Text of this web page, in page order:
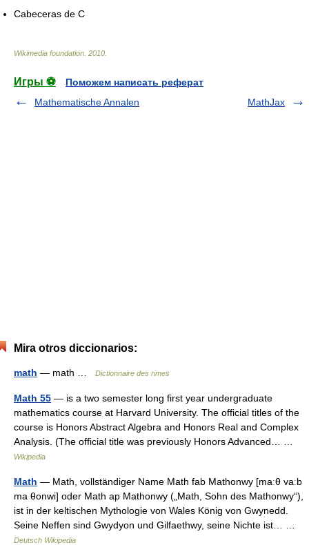
Cabeceras de C
Wikimedia foundation 2010
Игры ⚽
Поможем написать реферат
Mathematische Annalen
MathJax
Mira otros diccionarios:
math — math … Dictionnaire des rimes
Math 55 — is a two semester long first year undergraduate
mathematics course at Harvard University. The official titles of the
course is Honors Abstract Algebra and Honors Real and Complex
Analysis. (The official title was previously Honors Advanced… …
Wikipedia
Math — Math, vollständiger Name Math fab Mathonwy [maːθ vaːb
ma θonwi] oder Math ap Mathonwy („Math, Sohn des Mathonwy“),
ist in der keltischen Mythologie von Wales König von Gwynedd.
Seine Neffen sind Gwydyon und Gilfaethwy, seine Nichte ist… …
Deutsch Wikipedia